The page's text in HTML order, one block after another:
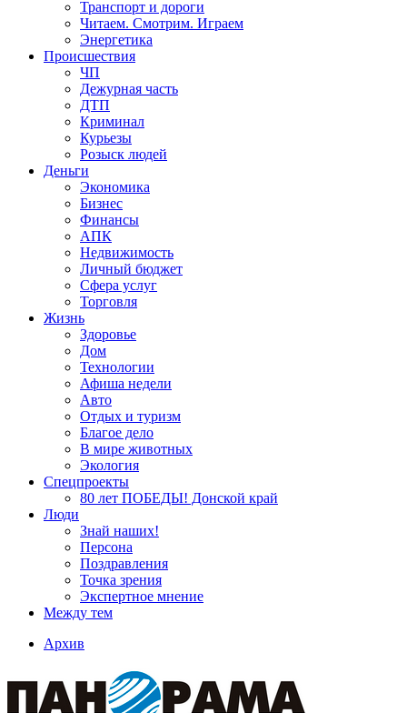
Транспорт и дороги
Читаем. Смотрим. Играем
Энергетика
Происшествия
ЧП
Дежурная часть
ДТП
Криминал
Курьезы
Розыск людей
Деньги
Экономика
Бизнес
Финансы
АПК
Недвижимость
Личный бюджет
Сфера услуг
Торговля
Жизнь
Здоровье
Дом
Технологии
Афиша недели
Авто
Отдых и туризм
Благое дело
В мире животных
Экология
Спецпроекты
80 лет ПОБЕДЫ! Донской край
Люди
Знай наших!
Персона
Поздравления
Точка зрения
Экспертное мнение
Между тем
Архив